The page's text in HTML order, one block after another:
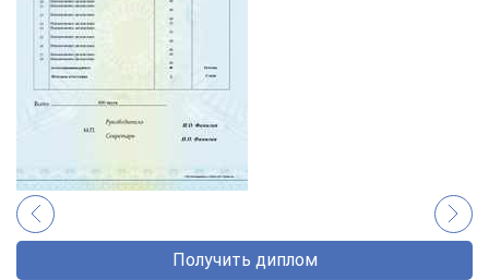
Получить диплом